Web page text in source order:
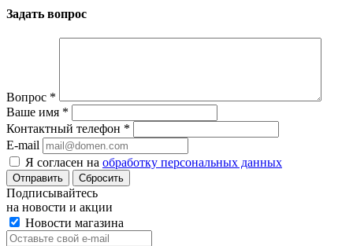
Задать вопрос
Вопрос *
Ваше имя *
Контактный телефон *
E-mail
Я согласен на обработку персональных данных
Сбросить
Подписывайтесь
на новости и акции
Новости магазина